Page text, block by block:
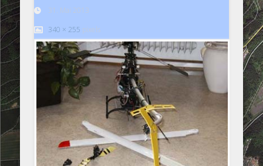
31. Mai 2013
340 × 255 pixels